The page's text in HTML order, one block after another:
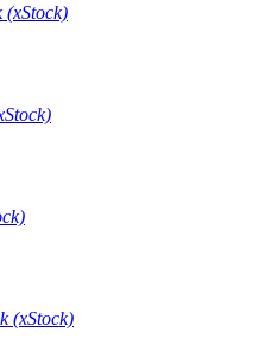
(xStock)
(xStock)